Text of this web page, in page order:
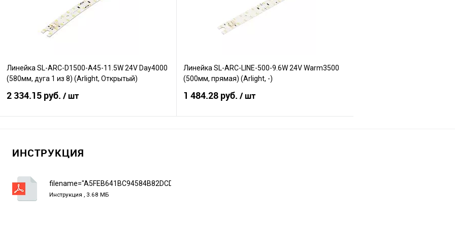
В наличии
Линейка SL-ARC-D1500-A45-11.5W 24V Day4000
(580мм, дуга 1 из 8) (Arlight, Открытый)
2 334.15 руб. / шт
В избранное
В наличии
Линейка SL-ARC-LINE-500-9.6W 24V Warm3500
(500мм, прямая) (Arlight, -)
1 484.28 руб. / шт
ИНСТРУКЦИЯ
filename="A5FEB641BC94584B82DCDEAA8725615A.pdf
Инструкция , 3.68 МБ